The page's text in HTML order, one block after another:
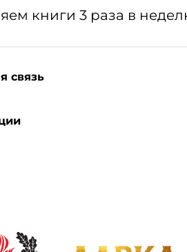
книги 3 раза в
связь